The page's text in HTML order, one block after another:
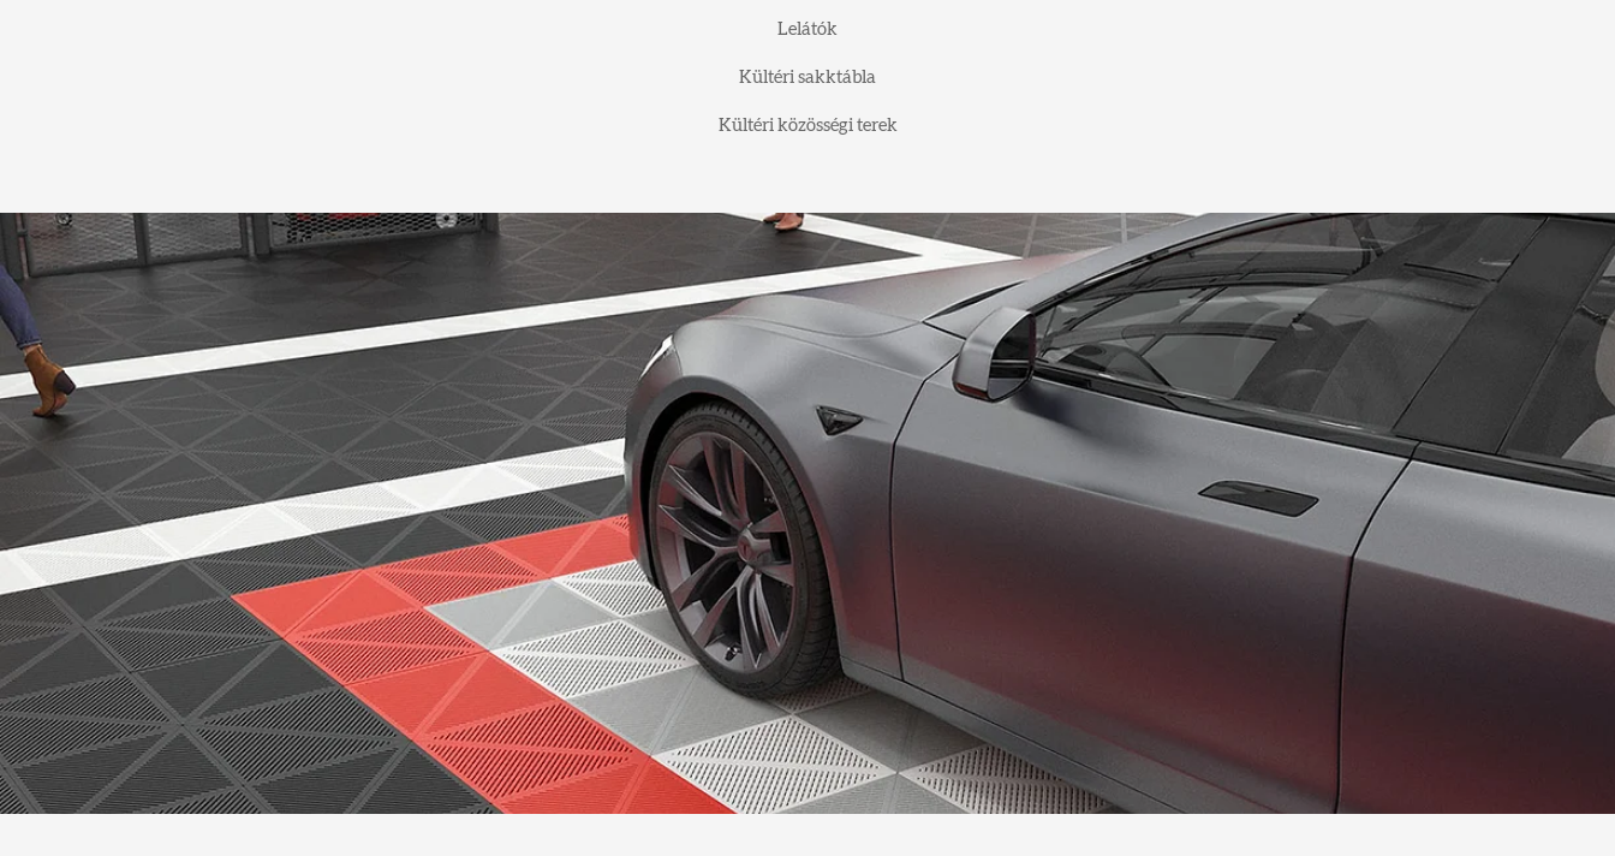
Lelátók
Kültéri sakktábla
Kültéri közösségi terek